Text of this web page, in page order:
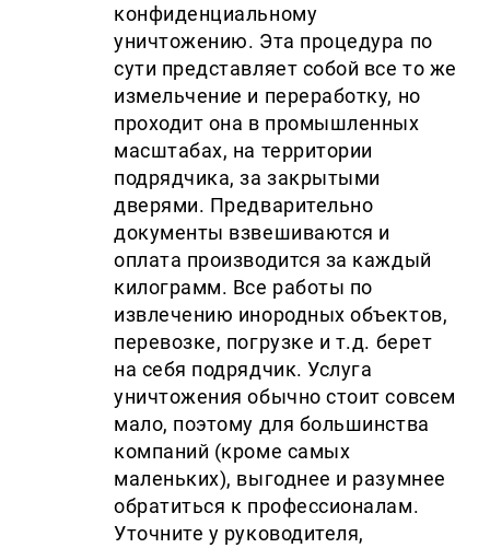
конфиденциальному
уничтожению. Эта процедура по
сути представляет собой все то же
измельчение и переработку, но
проходит она в промышленных
масштабах, на территории
подрядчика, за закрытыми
дверями. Предварительно
документы взвешиваются и
оплата производится за каждый
килограмм. Все работы по
извлечению инородных объектов,
перевозке, погрузке и т.д. берет
на себя подрядчик. Услуга
уничтожения обычно стоит совсем
мало, поэтому для большинства
компаний (кроме самых
маленьких), выгоднее и разумнее
обратиться к профессионалам.
Уточните у руководителя,